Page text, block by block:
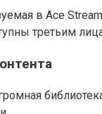
в Ace
третьим